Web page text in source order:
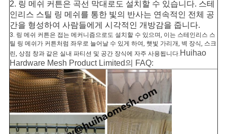
2. 링 메쉬 커튼은 곡선 막대로도 설치할 수 있습니다. 스테
인리스 스틸 링 메쉬를 통한 빛의 반사는 연속적인 전체 공
간을 형성하여 사람들에게 시각적인 개방감을 줍니다.
3. 링 메쉬 커튼은 접는 메커니즘으로도 설치할 수 있으며, 이는 스테인리스 스
틸 링 메쉬가 커튼처럼 좌우로 늘어날 수 있게 하여, 햇빛 가리개, 벽 장식, 스크
린, 상점 창과 같은 실내 파티션 및 공간 장식에 자주 사용됩니다. Huihao
Hardware Mesh Product Limited의 FAQ: